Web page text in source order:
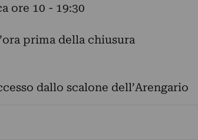
ore 10 - 19:30
prima della chiusura
dallo scalone dell’Arengario